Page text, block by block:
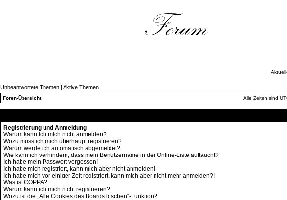
Unbeantwortete Themen | Aktive Themen
Foren-Übersicht Alle Zeiten sind
Registrierung und Anmeldung
Warum kann ich mich nicht anmelden?
Wozu muss ich mich überhaupt registrieren?
Warum werde ich automatisch abgemeldet?
Wie kann ich verhindern, dass mein Benutzername in der Online-Liste auftaucht?
Ich habe mein Passwort vergessen!
Ich habe mich registriert, kann mich aber nicht anmelden!
Ich habe mich vor einiger Zeit registriert, kann mich aber nicht mehr anmelden?!
Was ist COPPA?
Warum kann ich mich nicht registrieren?
Wozu ist die „Alle Cookies des Boards löschen“-Funktion?